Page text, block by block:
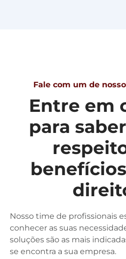
Fale com um de
Entre em
para
Nosso time de profissionais
conhecer as suas
soluções são as mais
se encontra a sua empresa.